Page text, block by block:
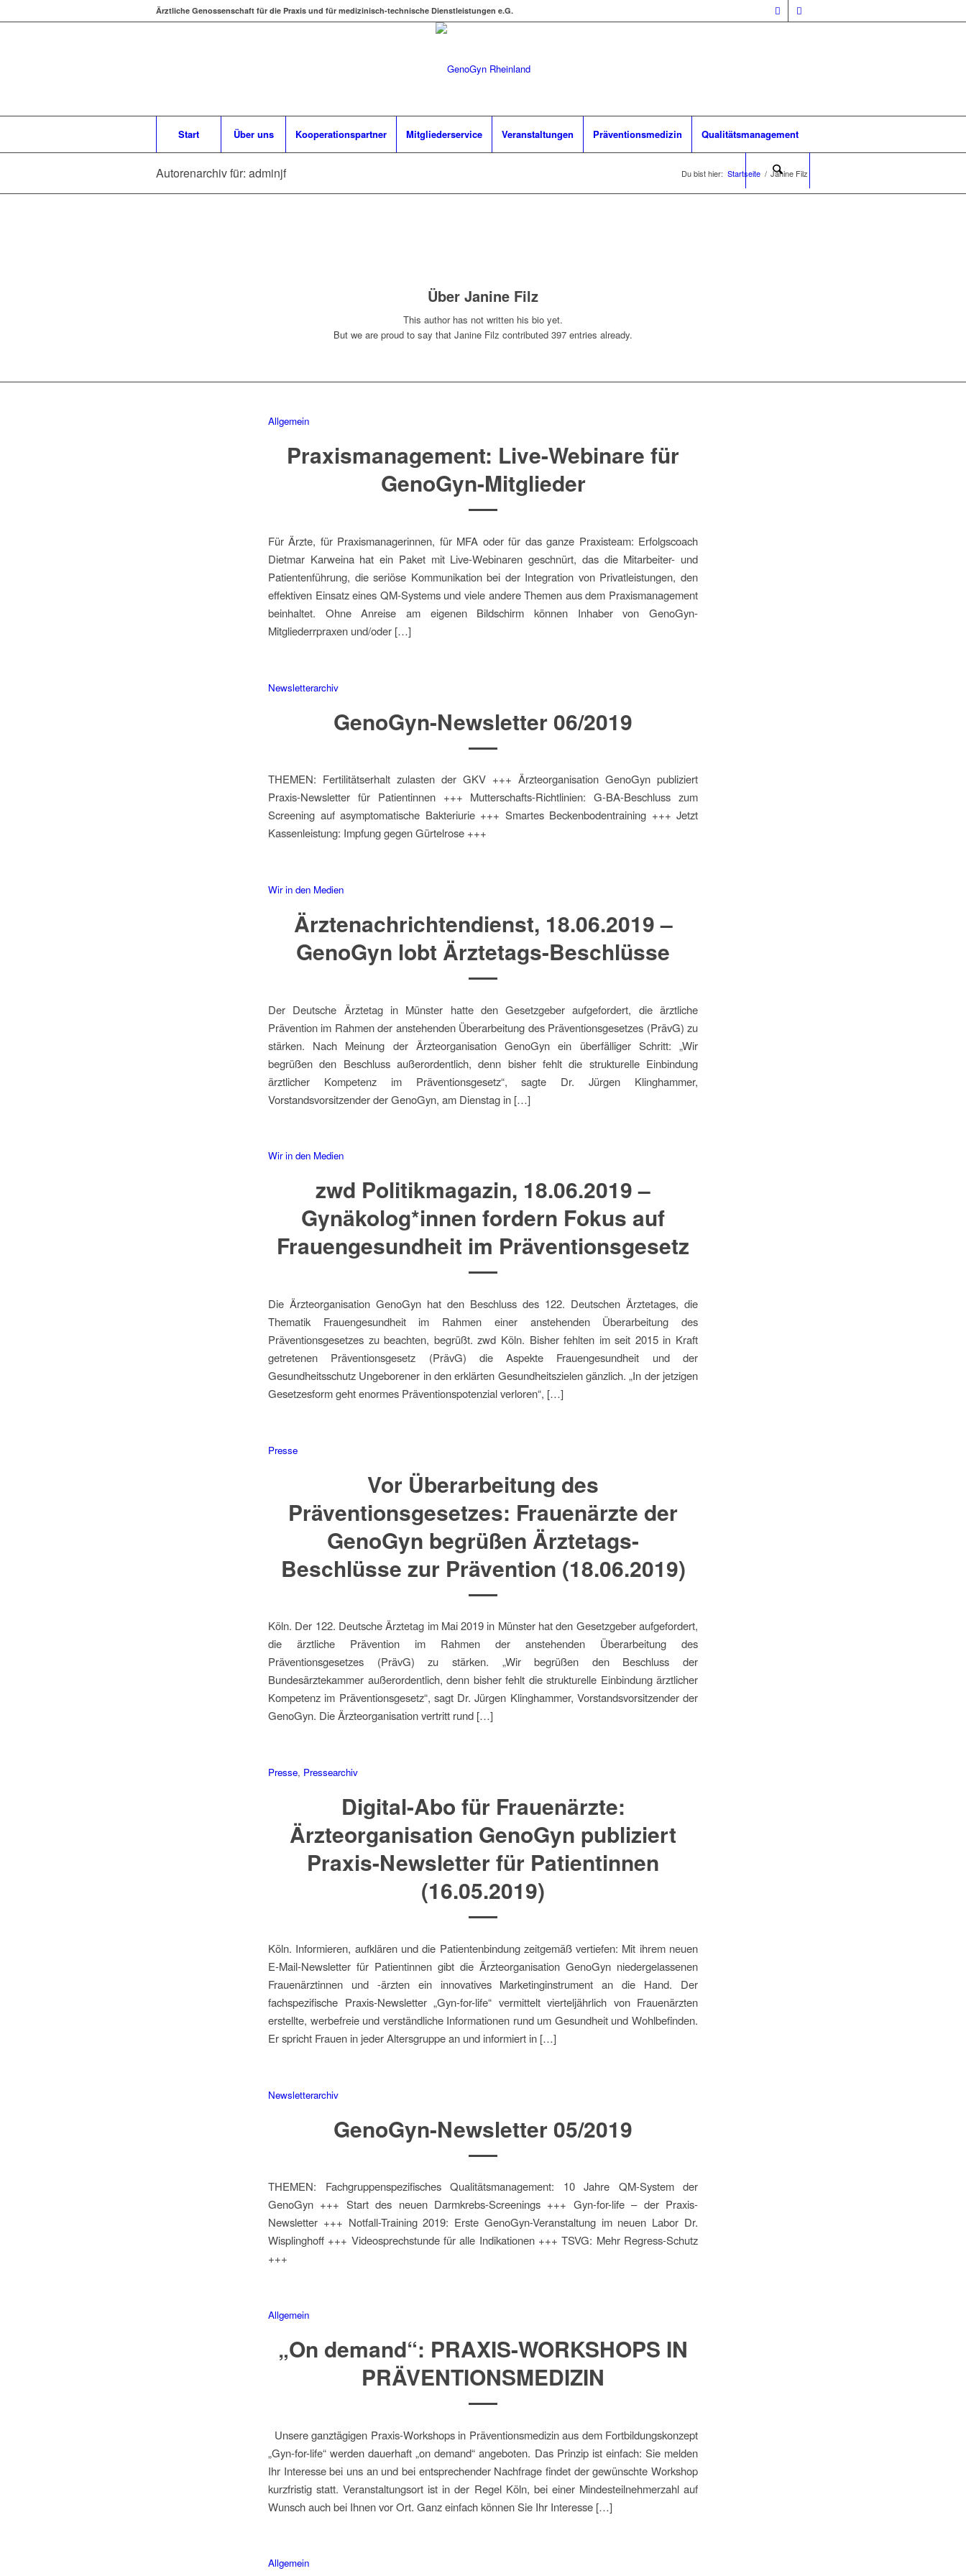
Ärztliche Genossenschaft für die Praxis und für medizinisch-technische Dienstleistungen e.G.
Start Über uns Kooperationspartner Mitgliederservice Veranstaltungen Präventionsmedizin Qualitätsmanagement
Autorenarchiv für: adminjf Du bist hier: Startseite / Janine Filz
Über Janine Filz
This author has not written his bio yet.
But we are proud to say that Janine Filz contributed 397 entries already.
Allgemein
Praxismanagement: Live-Webinare für
GenoGyn-Mitglieder
Für Ärzte, für Praxismanagerinnen, für MFA oder für das ganze Praxisteam: Erfolgscoach
Dietmar Karweina hat ein Paket mit Live-Webinaren geschnürt, das die Mitarbeiter- und
Patientenführung, die seriöse Kommunikation bei der Integration von Privatleistungen, den
effektiven Einsatz eines QM-Systems und viele andere Themen aus dem Praxismanagement
beinhaltet. Ohne Anreise am eigenen Bildschirm können Inhaber von GenoGyn-
Mitgliederrpraxen und/oder […]
Newsletterarchiv
GenoGyn-Newsletter 06/2019
THEMEN: Fertilitätserhalt zulasten der GKV +++ Ärzteorganisation GenoGyn publiziert
Praxis-Newsletter für Patientinnen +++ Mutterschafts-Richtlinien: G-BA-Beschluss zum
Screening auf asymptomatische Bakteriurie +++ Smartes Beckenbodentraining +++ Jetzt
Kassenleistung: Impfung gegen Gürtelrose +++
Wir in den Medien
Ärztenachrichtendienst, 18.06.2019 –
GenoGyn lobt Ärztetags-Beschlüsse
Der Deutsche Ärztetag in Münster hatte den Gesetzgeber aufgefordert, die ärztliche
Prävention im Rahmen der anstehenden Überarbeitung des Präventionsgesetzes (PrävG) zu
stärken. Nach Meinung der Ärzteorganisation GenoGyn ein überfälliger Schritt: „Wir
begrüßen den Beschluss außerordentlich, denn bisher fehlt die strukturelle Einbindung
ärztlicher Kompetenz im Präventionsgesetz“, sagte Dr. Jürgen Klinghammer,
Vorstandsvorsitzender der GenoGyn, am Dienstag in […]
Wir in den Medien
zwd Politikmagazin, 18.06.2019 –
Gynäkolog*innen fordern Fokus auf
Frauengesundheit im Präventionsgesetz
Die Ärzteorganisation GenoGyn hat den Beschluss des 122. Deutschen Ärztetages, die
Thematik Frauengesundheit im Rahmen einer anstehenden Überarbeitung des
Präventionsgesetzes zu beachten, begrüßt. zwd Köln. Bisher fehlten im seit 2015 in Kraft
getretenen Präventionsgesetz (PrävG) die Aspekte Frauengesundheit und der
Gesundheitsschutz Ungeborener in den erklärten Gesundheitszielen gänzlich. „In der jetzigen
Gesetzesform geht enormes Präventionspotenzial verloren“, […]
Presse
Vor Überarbeitung des
Präventionsgesetzes: Frauenärzte der
GenoGyn begrüßen Ärztetags-
Beschlüsse zur Prävention (18.06.2019)
Köln. Der 122. Deutsche Ärztetag im Mai 2019 in Münster hat den Gesetzgeber aufgefordert,
die ärztliche Prävention im Rahmen der anstehenden Überarbeitung des
Präventionsgesetzes (PrävG) zu stärken. „Wir begrüßen den Beschluss der
Bundesärztekammer außerordentlich, denn bisher fehlt die strukturelle Einbindung ärztlicher
Kompetenz im Präventionsgesetz“, sagt Dr. Jürgen Klinghammer, Vorstandsvorsitzender der
GenoGyn. Die Ärzteorganisation vertritt rund […]
Presse, Pressearchiv
Digital-Abo für Frauenärzte:
Ärzteorganisation GenoGyn publiziert
Praxis-Newsletter für Patientinnen
(16.05.2019)
Köln. Informieren, aufklären und die Patientenbindung zeitgemäß vertiefen: Mit ihrem neuen
E-Mail-Newsletter für Patientinnen gibt die Ärzteorganisation GenoGyn niedergelassenen
Frauenärztinnen und -ärzten ein innovatives Marketinginstrument an die Hand. Der
fachspezifische Praxis-Newsletter „Gyn-for-life“ vermittelt vierteljährlich von Frauenärzten
erstellte, werbefreie und verständliche Informationen rund um Gesundheit und Wohlbefinden.
Er spricht Frauen in jeder Altersgruppe an und informiert in […]
Newsletterarchiv
GenoGyn-Newsletter 05/2019
THEMEN: Fachgruppenspezifisches Qualitätsmanagement: 10 Jahre QM-System der
GenoGyn +++ Start des neuen Darmkrebs-Screenings +++ Gyn-for-life – der Praxis-
Newsletter +++ Notfall-Training 2019: Erste GenoGyn-Veranstaltung im neuen Labor Dr.
Wisplinghoff +++ Videosprechstunde für alle Indikationen +++ TSVG: Mehr Regress-Schutz
+++
Allgemein
„On demand“: PRAXIS-WORKSHOPS IN
PRÄVENTIONSMEDIZIN
Unsere ganztägigen Praxis-Workshops in Präventionsmedizin aus dem Fortbildungskonzept
„Gyn-for-life“ werden dauerhaft „on demand“ angeboten. Das Prinzip ist einfach: Sie melden
Ihr Interesse bei uns an und bei entsprechender Nachfrage findet der gewünschte Workshop
kurzfristig statt. Veranstaltungsort ist in der Regel Köln, bei einer Mindesteilnehmerzahl auf
Wunsch auch bei Ihnen vor Ort. Ganz einfach können Sie Ihr Interesse […]
Allgemein